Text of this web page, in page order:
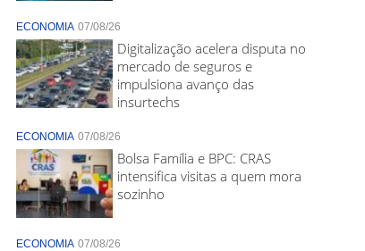
ECONOMIA 07/08/26
Digitalização acelera disputa no
mercado de seguros e
impulsiona avanço das
insurtechs
ECONOMIA 07/08/26
Bolsa Família e BPC: CRAS
intensifica visitas a quem mora
sozinho
ECONOMIA 07/08/26